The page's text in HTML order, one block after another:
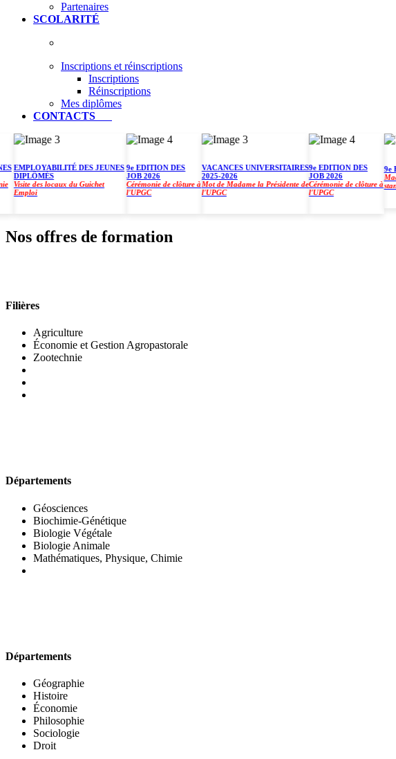
Partenaires
SCOLARITÉ
Inscriptions et réinscriptions
Inscriptions
Réinscriptions
Mes diplômes
CONTACTS
EMPLOYABILITÉ DES JEUNES
DIPLÔMÉS
Visite des locaux du Guichet
Emploi
9e EDITION DES
JOB 2026
Cérémonie de clôture à
l'UPGC
VACANCES UNIVERSITAIRES
2025-2026
Mot de Madame la Présidente de
l'UPGC
9e EDITION DES
JOB 2026
Cérémonie de clôture à
l'UPGC
9e
stand
Nos offres de formation
Filières
Agriculture
Économie et Gestion Agropastorale
Zootechnie
Départements
Géosciences
Biochimie-Génétique
Biologie Végétale
Biologie Animale
Mathématiques, Physique, Chimie
Départements
Géographie
Histoire
Économie
Philosophie
Sociologie
Droit